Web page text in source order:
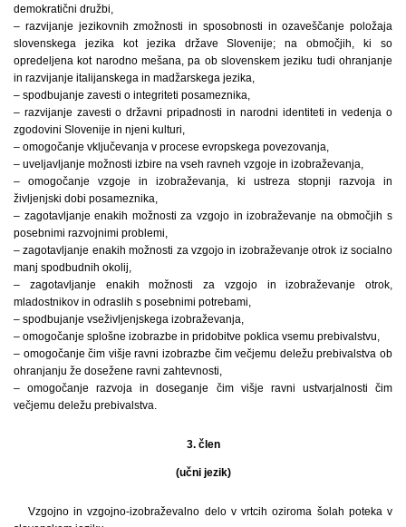
demokratični družbi,
– razvijanje jezikovnih zmožnosti in sposobnosti in ozaveščanje položaja
slovenskega jezika kot jezika države Slovenije; na območjih, ki so
opredeljena kot narodno mešana, pa ob slovenskem jeziku tudi ohranjanje
in razvijanje italijanskega in madžarskega jezika,
– spodbujanje zavesti o integriteti posameznika,
– razvijanje zavesti o državni pripadnosti in narodni identiteti in vedenja o
zgodovini Slovenije in njeni kulturi,
– omogočanje vključevanja v procese evropskega povezovanja,
– uveljavljanje možnosti izbire na vseh ravneh vzgoje in izobraževanja,
– omogočanje vzgoje in izobraževanja, ki ustreza stopnji razvoja in
življenjski dobi posameznika,
– zagotavljanje enakih možnosti za vzgojo in izobraževanje na območjih s
posebnimi razvojnimi problemi,
– zagotavljanje enakih možnosti za vzgojo in izobraževanje otrok iz socialno
manj spodbudnih okolij,
– zagotavljanje enakih možnosti za vzgojo in izobraževanje otrok,
mladostnikov in odraslih s posebnimi potrebami,
– spodbujanje vseživljenjskega izobraževanja,
– omogočanje splošne izobrazbe in pridobitve poklica vsemu prebivalstvu,
– omogočanje čim višje ravni izobrazbe čim večjemu deležu prebivalstva ob
ohranjanju že dosežene ravni zahtevnosti,
– omogočanje razvoja in doseganje čim višje ravni ustvarjalnosti čim
večjemu deležu prebivalstva.
3. člen
(učni jezik)
Vzgojno in vzgojno-izobraževalno delo v vrtcih oziroma šolah poteka v